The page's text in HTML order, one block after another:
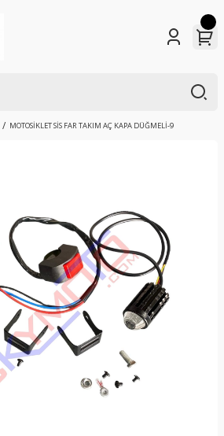
MOTOSİKLET SİS FAR TAKIM AÇ KAPA DÜĞMELİ-9